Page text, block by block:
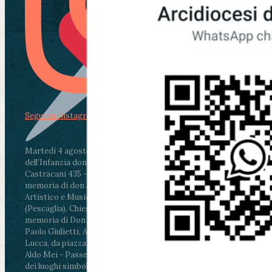
Martedì 4 agosto2026
ore 11:30 - Lucca, Scuola
dell’Infanzia don Aldo Mei - Viale Castruccio
Castracani 435 - Inaugurazione murales in
memoria di don Aldo Mei curato dal Liceo
Artistico e Musicale “Passaglia”
ore 18 - Fiano
(Pescaglia), Chiesa parrocchiale - Messa in
memoria di Don Aldo Mei celebrata da mons.
Paolo Giulietti, Arcivescovo di Lucca
ore 20.30 -
Lucca, da piazza San Michele al Cippo di don
Aldo Mei - Passeggiata della Memoria in alcuni
dei luoghi simbolo della città. Ritrovo alle ore
Segui su Instagram